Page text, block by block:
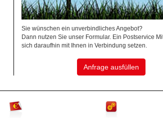
Sie wünschen ein unverbindliches Angebot?
Dann nutzen Sie unser Formular. Ein Postservice
sich daraufhin mit Ihnen in Verbindung setzen.
Anfrage ausfüllen